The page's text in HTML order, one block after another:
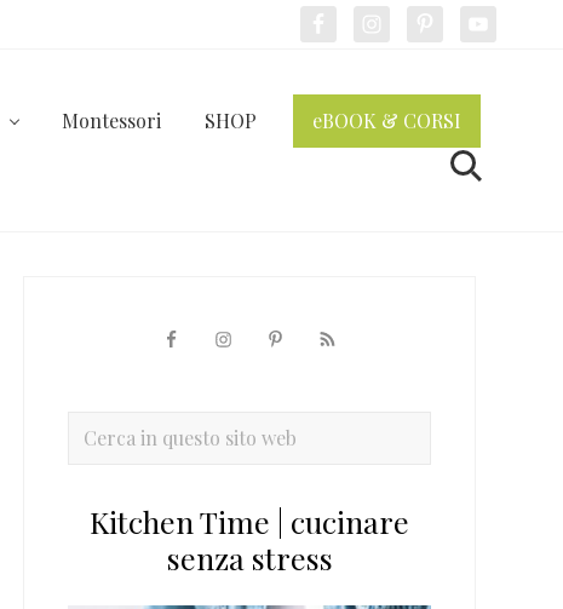
Montessori SHOP eBOOK & CORSI
Cerca
primaria
Cerca
sitoKitchen Time | cucinare
senza stress